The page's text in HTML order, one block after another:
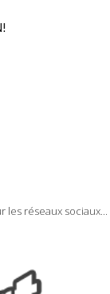
réseaux sociaux...